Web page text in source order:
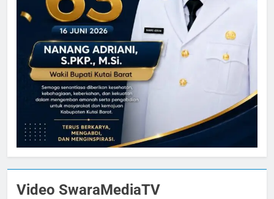
Video SwaraMediaTV